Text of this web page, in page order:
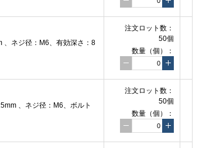
、ネジ径：M6、有効深さ：8
注文ロット数：
50個
数量（個）：
、ネジ径：M6、ボルト
注文ロット数：
50個
数量（個）：